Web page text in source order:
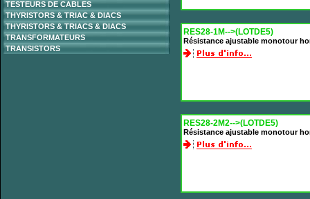
TESTEURS DE CABLES
THYRISTORS & TRIAC & DIACS
THYRISTORS & TRIACS & DIACS
TRANSFORMATEURS
TRANSISTORS
RES28-1M-->(LOTDE5)
Résistance ajustable monotour
RES28-2M2-->(LOTDE5)
Résistance ajustable monotour